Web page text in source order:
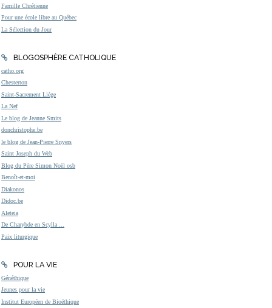
Famille Chrétienne
Pour une école libre au Québec
La Sélection du Jour
BLOGOSPHÈRE CATHOLIQUE
catho.org
Chesterton
Saint-Sacrement Liège
La Nef
Le blog de Jeanne Smits
donchristophe.be
le blog de Jean-Pierre Snyers
Saint Joseph du Web
Blog du Père Simon Noël osb
Benoît-et-moi
Diakonos
Didoc.be
Aleteia
De Charybde en Scylla ...
Paix liturgique
POUR LA VIE
Généthique
Jeunes pour la vie
Institut Européen de Bioéthique